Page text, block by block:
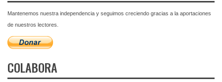
Mantenemos nuestra independencia y seguimos creciendo gracias a la aportaciones
de nuestros lectores.
COLABORA